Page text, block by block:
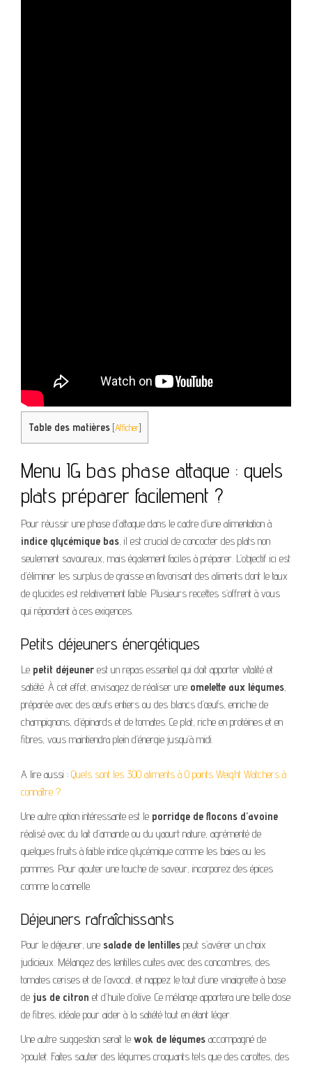
Table des matières [Afficher]
Menu IG bas phase attaque : quels
plats préparer facilement ?
Pour réussir une phase d’attaque dans le cadre d’une alimentation à
indice glycémique bas, il est crucial de concocter des plats non
seulement savoureux, mais également faciles à préparer. L’objectif ici est
d’éliminer les surplus de graisse en favorisant des aliments dont le taux
de glucides est relativement faible. Plusieurs recettes s’offrent à vous
qui répondent à ces exigences.
Petits déjeuners énergétiques
Le petit déjeuner est un repas essentiel qui doit apporter vitalité et
satiété. À cet effet, envisagez de réaliser une omelette aux légumes,
préparée avec des œufs entiers ou des blancs d’œufs, enrichie de
champignons, d’épinards et de tomates. Ce plat, riche en protéines et en
fibres, vous maintiendra plein d’énergie jusqu’à midi.
A lire aussi : Quels sont les 300 aliments à 0 points Weight Watchers à
connaître ?
Une autre option intéressante est le porridge de flocons d’avoine
réalisé avec du lait d’amande ou du yaourt nature, agrémenté de
quelques fruits à faible indice glycémique comme les baies ou les
pommes. Pour ajouter une touche de saveur, incorporez des épices
comme la cannelle.
Déjeuners rafraîchissants
Pour le déjeuner, une salade de lentilles peut s’avérer un choix
judicieux. Mélangez des lentilles cuites avec des concombres, des
tomates cerises et de l’avocat, et nappez le tout d’une vinaigrette à base
de jus de citron et d’huile d’olive. Ce mélange apportera une belle dose
de fibres, idéale pour aider à la satiété tout en étant léger.
Une autre suggestion serait le wok de légumes accompagné de
>poulet. Faites sauter des légumes croquants tels que des carottes, des